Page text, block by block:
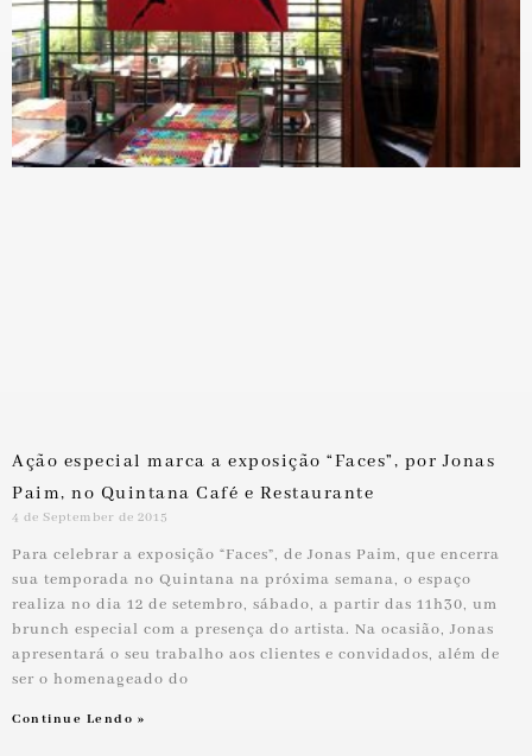
Ação especial marca a exposição “Faces”, por Jonas
Paim, no Quintana Café e Restaurante
4 de September de 2015
Para celebrar a exposição “Faces”, de Jonas Paim, que encerra
sua temporada no Quintana na próxima semana, o espaço
realiza no dia 12 de setembro, sábado, a partir das 11h30, um
brunch especial com a presença do artista. Na ocasião, Jonas
apresentará o seu trabalho aos clientes e convidados, além de
ser o homenageado do
Continue Lendo »